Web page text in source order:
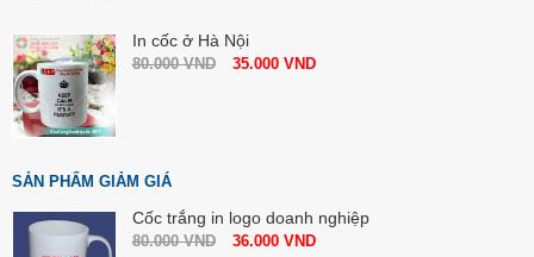
In cốc ở Hà Nội
80.000VND 35.000 VND
SẢN PHẨM GIẢM GIÁ
Cốc trắng in logo doanh nghiệp
80.000VND 36.000 VND